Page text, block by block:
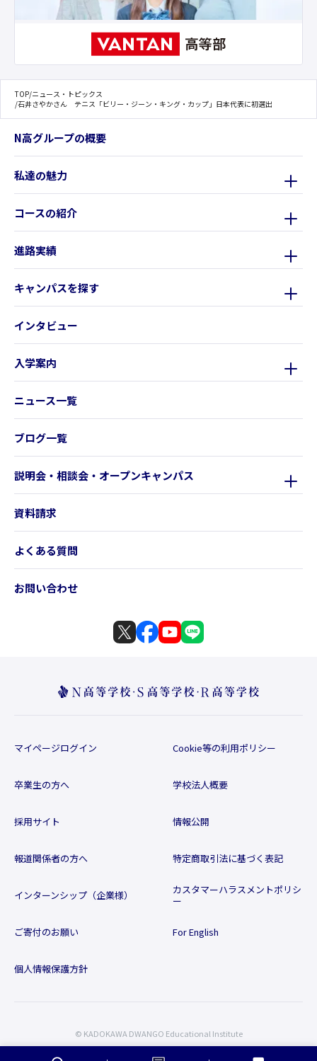
TOP/ニュース・トピックス
/石井さやかさん テニス「ビリー・ジーン・キング・カップ」日本代表に初選出
N高グループの概要
私達の魅力
コースの紹介
進路実績
キャンパスを探す
インタビュー
入学案内
ニュース一覧
ブログ一覧
説明会・相談会・オープンキャンパス
資料請求
よくある質問
お問い合わせ
マイページログイン
卒業生の方へ
採用サイト
報道関係者の方へ
インターンシップ（企業様）
ご寄付のお願い
個人情報保護方針
Cookie等の利用ポリシー
学校法人概要
情報公開
特定商取引法に基づく表記
カスタマーハラスメントポリシ
ー
For English
© KADOKAWA DWANGO Educational Institute